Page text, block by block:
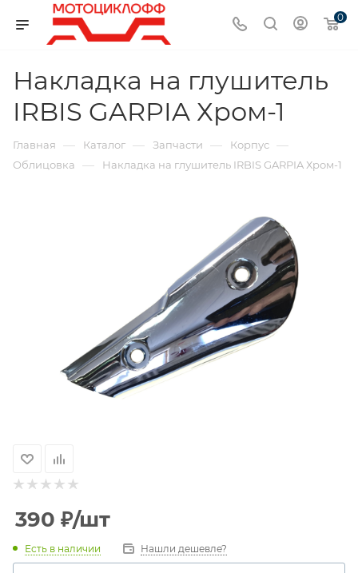
0
Накладка на глушитель
IRBIS GARPIA Хром-1
Главная — Каталог — Запчасти — Корпус —
Облицовка — Накладка на глушитель IRBIS GARPIA Хром-1
390 ₽/шт
Есть в наличии Нашли дешевле?